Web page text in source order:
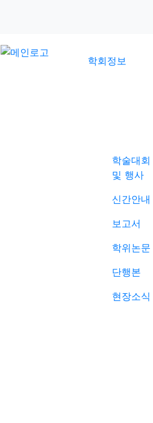
학회정보
학술대회
및 행사
신간안내
보고서
학위논문
단행본
현장소식